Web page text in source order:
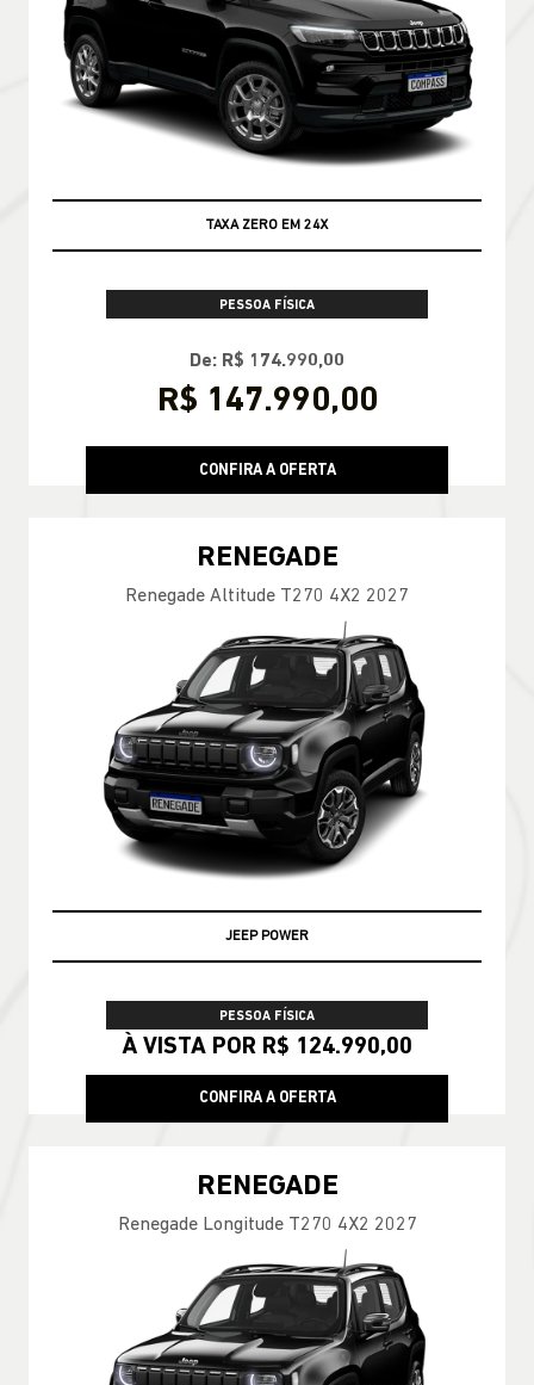
TAXA ZERO EM 24X
PESSOA FÍSICA
De: R$ 174.990,00
R$ 147.990,00
CONFIRA A OFERTA
RENEGADE
Renegade Altitude T270 4X2 2027
JEEP POWER
PESSOA FÍSICA
À VISTA POR R$ 124.990,00
CONFIRA A OFERTA
RENEGADE
Renegade Longitude T270 4X2 2027